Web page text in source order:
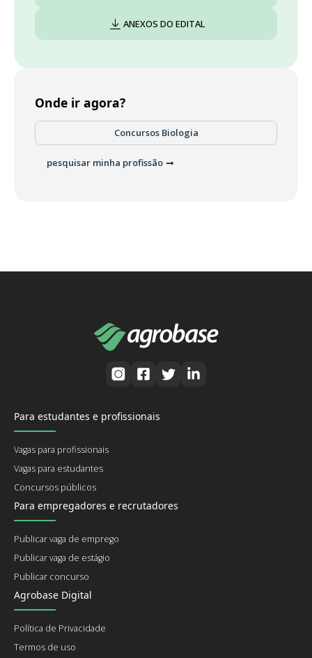
ANEXOS DO EDITAL
Onde ir agora?
Concursos Biologia
pesquisar minha profissão
Para estudantes e profissionais
Vagas para profissionais
Vagas para estudantes
Concursos públicos
Para empregadores e recrutadores
Publicar vaga de emprego
Publicar vaga de estágio
Publicar concurso
Agrobase Digital
Política de Privacidade
Termos de uso